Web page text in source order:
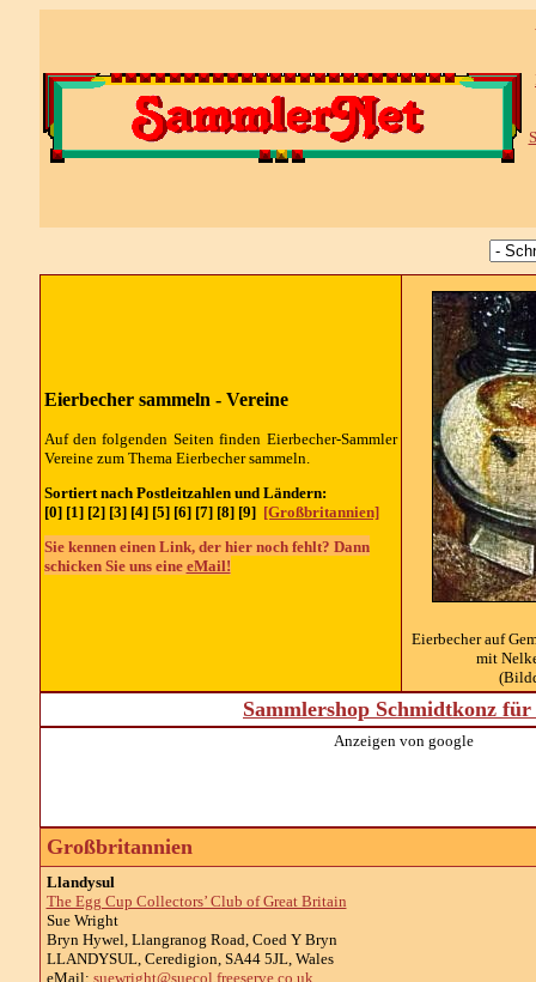
Eierbecher sammeln - Vereine
Auf den folgenden Seiten finden Eierbecher-Sammler
Vereine zum Thema Eierbecher sammeln.
Sortiert nach Postleitzahlen und Ländern:
[0] [1] [2] [3] [4] [5] [6] [7] [8] [9] [Großbritannien]
Sie kennen einen Link, der hier noch fehlt? Dann
schicken Sie uns eine eMail!
Eierbecher auf
mit
Sammlershop Schmidtkonz
Anzeigen von google
Großbritannien
Llandysul
The Egg Cup Collectors’ Club of Great Britain
Sue Wright
Bryn Hywel, Llangranog Road, Coed Y Bryn
LLANDYSUL, Ceredigion, SA44 5JL, Wales
eMail: suewright@suecol.freeserve.co.uk